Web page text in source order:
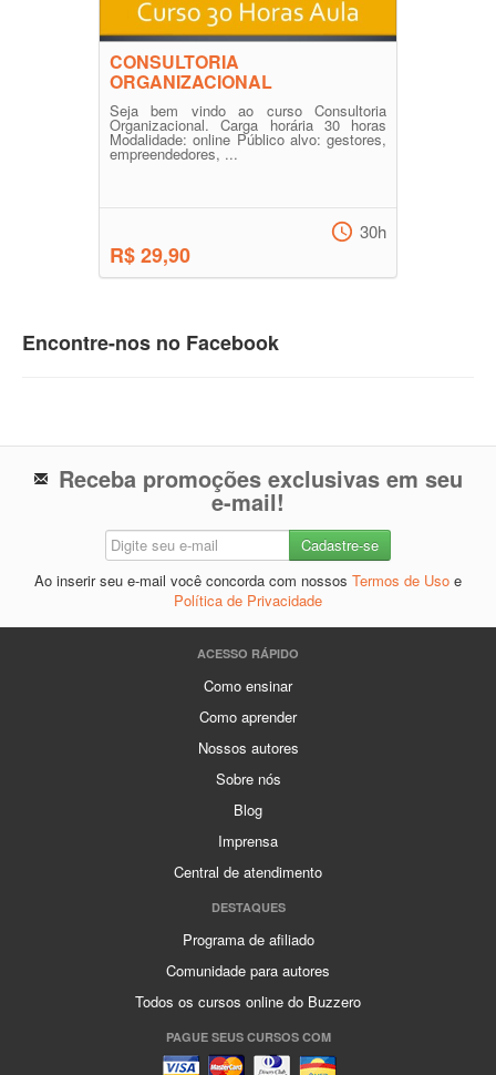
CONSULTORIA
ORGANIZACIONAL
Seja bem vindo ao curso Consultoria
Organizacional. Carga horária 30 horas
Modalidade: online Público alvo: gestores,
empreendedores, ...
R$ 29,90
30h
Encontre-nos no Facebook
Receba promoções exclusivas em seu
e-mail!
Ao inserir seu e-mail você concorda com nossos Termos de Uso e
Política de Privacidade
ACESSO RÁPIDO
Como ensinar
Como aprender
Nossos autores
Sobre nós
Blog
Imprensa
Central de atendimento
DESTAQUES
Programa de afiliado
Comunidade para autores
Todos os cursos online do Buzzero
PAGUE SEUS CURSOS COM